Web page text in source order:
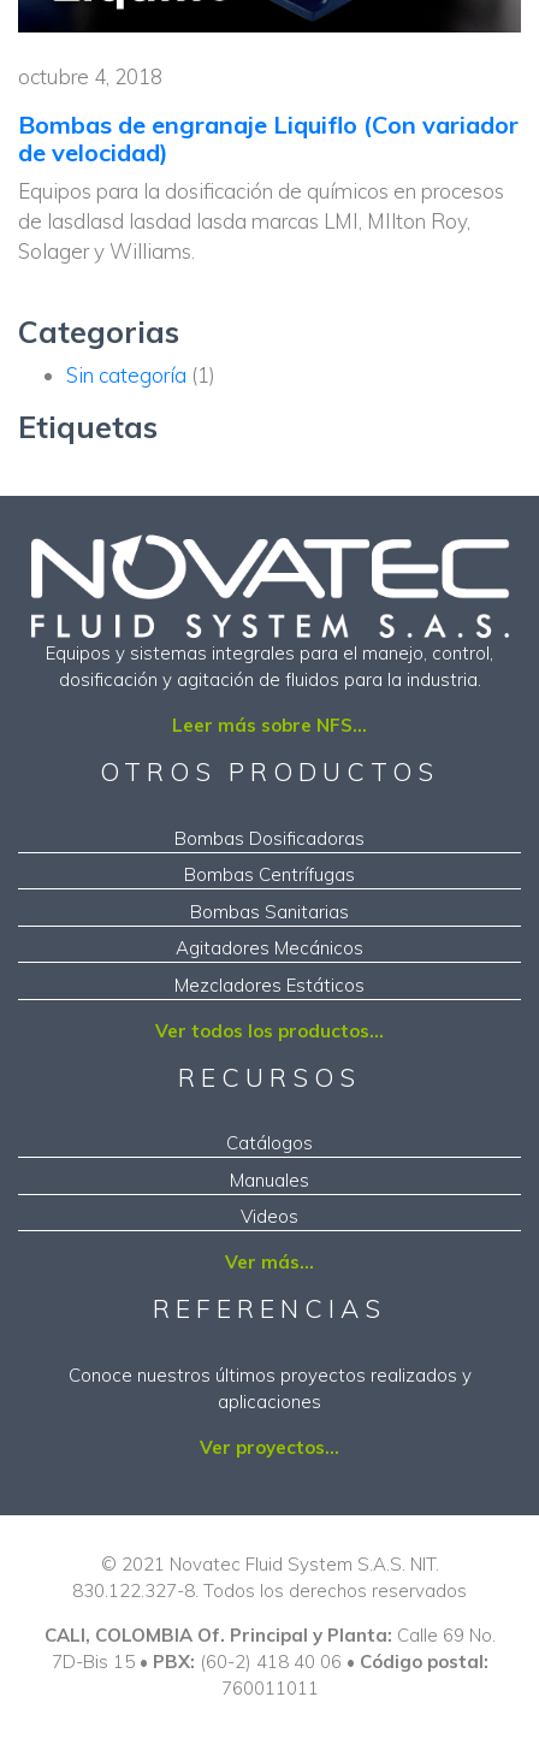
octubre 4, 2018
Bombas de engranaje Liquiflo (Con variador
de velocidad)
Equipos para la dosificación de químicos en procesos
de lasdlasd lasdad lasda marcas LMI, MIlton Roy,
Solager y Williams.
Categorias
Sin categoría (1)
Etiquetas
Equipos y sistemas integrales para el manejo, control,
dosificación y agitación de fluidos para la industria.
Leer más sobre NFS...
OTROS PRODUCTOS
Bombas Dosificadoras
Bombas Centrífugas
Bombas Sanitarias
Agitadores Mecánicos
Mezcladores Estáticos
Ver todos los productos...
RECURSOS
Catálogos
Manuales
Videos
Ver más...
REFERENCIAS
Conoce nuestros últimos proyectos realizados y
aplicaciones
Ver proyectos...
© 2021 Novatec Fluid System S.A.S. NIT.
830.122.327-8. Todos los derechos reservados
CALI, COLOMBIA Of. Principal y Planta: Calle 69 No.
7D-Bis 15 • PBX: (60-2) 418 40 06 • Código postal:
760011011